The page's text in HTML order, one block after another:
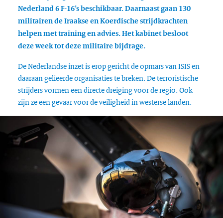
Nederland 6 F-16’s beschikbaar. Daarnaast gaan 130
militairen de Iraakse en Koerdische strijdkrachten
helpen met training en advies. Het kabinet besloot
deze week tot deze militaire bijdrage.
De Nederlandse inzet is erop gericht de opmars van ISIS en
daaraan gelieerde organisaties te breken. De terroristische
strijders vormen een directe dreiging voor de regio. Ook
zijn ze een gevaar voor de veiligheid in westerse landen.